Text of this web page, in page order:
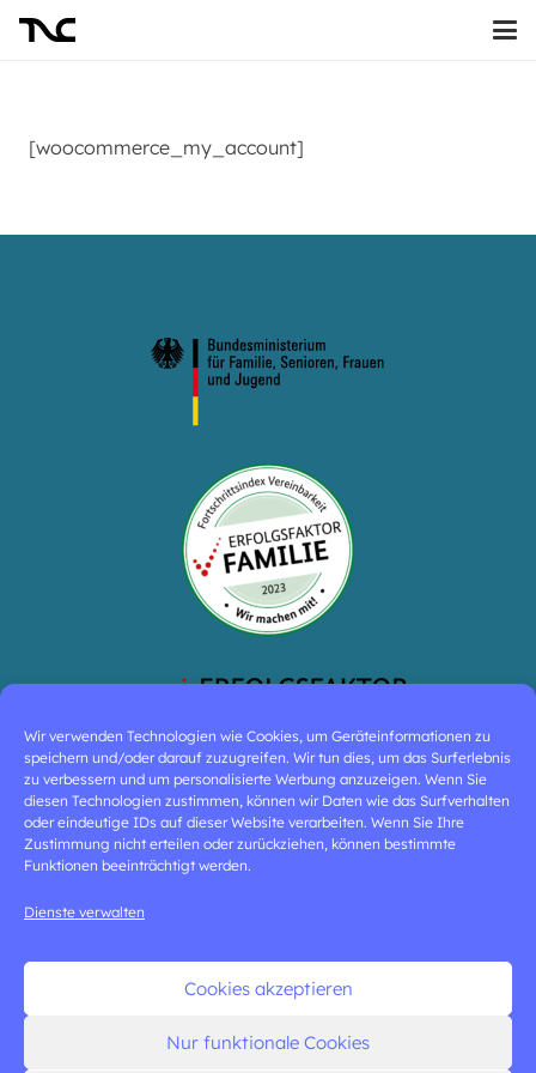
Wir verwenden Technologien wie Cookies, um Geräteinformationen zu
speichern und/oder darauf zuzugreifen. Wir tun dies, um das Surferlebnis
zu verbessern und um personalisierte Werbung anzuzeigen. Wenn Sie
diesen Technologien zustimmen, können wir Daten wie das Surfverhalten
oder eindeutige IDs auf dieser Website verarbeiten. Wenn Sie Ihre
Zustimmung nicht erteilen oder zurückziehen, können bestimmte
Funktionen beeinträchtigt werden.
Dienste verwalten
Cookies akzeptieren
Nur funktionale Cookies
[woocommerce_my_account]